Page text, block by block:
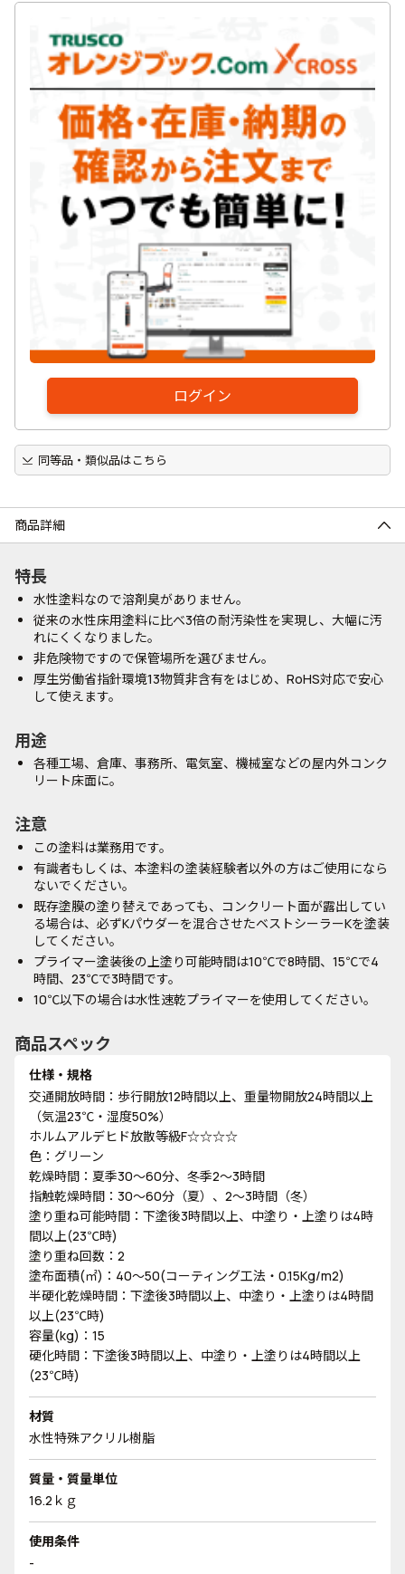
ログイン
同等品・類似品はこちら
商品詳細
特長
水性塗料なので溶剤臭がありません。
従来の水性床用塗料に比べ3倍の耐汚染性を実現し、大幅に汚
れにくくなりました。
非危険物ですので保管場所を選びません。
厚生労働省指針環境13物質非含有をはじめ、RoHS対応で安心
して使えます。
用途
各種工場、倉庫、事務所、電気室、機械室などの屋内外コンク
リート床面に。
注意
この塗料は業務用です。
有識者もしくは、本塗料の塗装経験者以外の方はご使用になら
ないでください。
既存塗膜の塗り替えであっても、コンクリート面が露出してい
る場合は、必ずKパウダーを混合させたベストシーラーKを塗装
してください。
プライマー塗装後の上塗り可能時間は10℃で8時間、15℃で4
時間、23℃で3時間です。
10℃以下の場合は水性速乾プライマーを使用してください。
商品スペック
仕様・規格
交通開放時間：歩行開放12時間以上、重量物開放24時間以上
（気温23℃・湿度50%）
ホルムアルデヒド放散等級F☆☆☆☆
色：グリーン
乾燥時間：夏季30～60分、冬季2～3時間
指触乾燥時間：30～60分（夏）、2～3時間（冬）
塗り重ね可能時間：下塗後3時間以上、中塗り・上塗りは4時
間以上(23℃時)
塗り重ね回数：2
塗布面積(㎡)：40～50(コーティング工法・0.15Kg/m2)
半硬化乾燥時間：下塗後3時間以上、中塗り・上塗りは4時間
以上(23℃時)
容量(kg)：15
硬化時間：下塗後3時間以上、中塗り・上塗りは4時間以上
(23℃時)
材質
水性特殊アクリル樹脂
質量・質量単位
16.2ｋｇ
使用条件
-